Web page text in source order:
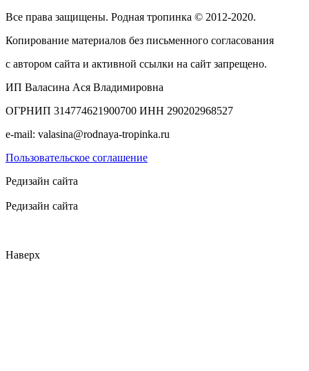
Все права защищены. Родная тропинка © 2012-2020.
Копирование материалов без письменного согласования
с автором сайта и активной ссылки на сайт запрещено.
ИП Валасина Ася Владимировна
ОГРНИП 314774621900700 ИНН 290202968527
e-mail: valasina@rodnaya-tropinka.ru
Пользовательское соглашение
Редизайн сайта
Редизайн сайта
Наверх